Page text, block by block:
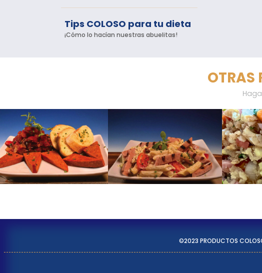
Tips COLOSO para tu dieta
¡Cómo lo hacían nuestras abuelitas!
OTRAS
©2023 PRODUCTOS